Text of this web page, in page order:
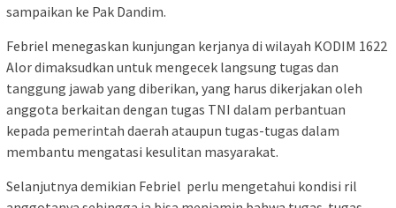
sampaikan ke Pak Dandim.
Febriel menegaskan kunjungan kerjanya di wilayah KODIM 1622
Alor dimaksudkan untuk mengecek langsung tugas dan
tanggung jawab yang diberikan, yang harus dikerjakan oleh
anggota berkaitan dengan tugas TNI dalam perbantuan
kepada pemerintah daerah ataupun tugas-tugas dalam
membantu mengatasi kesulitan masyarakat.
Selanjutnya demikian Febriel perlu mengetahui kondisi ril